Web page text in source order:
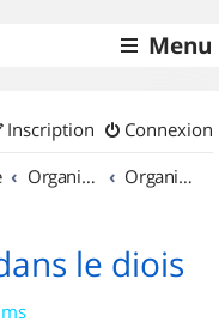
Menu
Connexion
Inscription
Organisation de sorties & Recherche de partenaires Organisation de sorties en région Rhône Alpes
le diois